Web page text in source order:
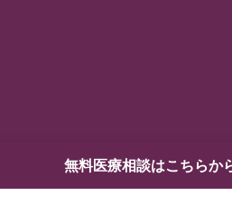
無料医療相談はこちらか